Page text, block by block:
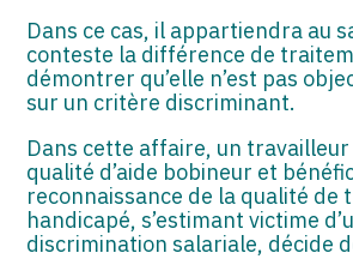
Dans ce cas, il appartiendra au
conteste la différence de
démontrer qu’elle n’est pas
sur un critère discriminant.
Dans cette affaire, un travailleur
qualité d’aide bobineur et
reconnaissance de la qualité de
handicapé, s’estimant victime
discrimination salariale, décide